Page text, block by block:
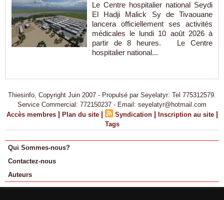
Le Centre hospitalier national Seydi
El Hadji Malick Sy de Tivaouane
lancera officiellement ses activités
médicales le lundi 10 août 2026 à
partir de 8 heures. Le Centre
hospitalier national...
Thiesinfo, Copyright Juin 2007 - Propulsé par Seyelatyr: Tel 775312579.
Service Commercial: 772150237 - Email: seyelatyr@hotmail.com
Accès membres | Plan du site | Syndication | Inscription au site |
Tags
Qui Sommes-nous?
Contactez-nous
Auteurs